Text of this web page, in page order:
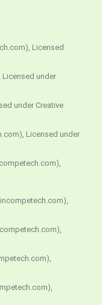
Licensed
under
under Creative
Licensed under